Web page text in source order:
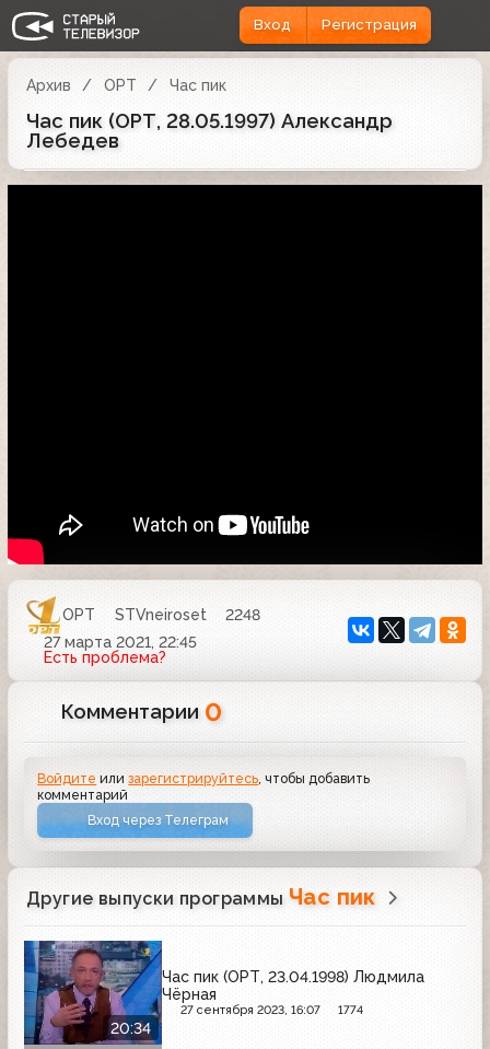
Вход Регистрация
Архив ОРТ Час пик
Час пик (ОРТ, 28.05.1997) Александр
Лебедев
ОРТ STVneiroset
2248
27 марта 2021, 22:45
Есть проблема?
Комментарии 0
Войдите илизарегистрируйтесь , чтобы добавить
комментарий
Вход через Телеграм
Другие выпуски программы Час пик
20:34
Час пик (ОРТ, 23.04.1998) Людмила
Чёрная
27 сентября 2023, 16:07 1774